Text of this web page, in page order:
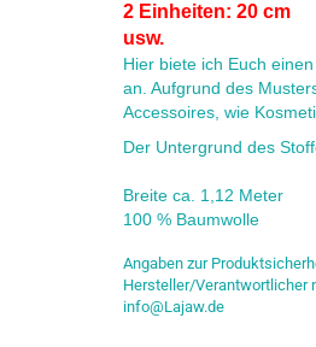
2 Einheiten: 20 cm
usw.
Hier biete ich Euch
an. Aufgrund des
Accessoires, wie
Der Untergrund des
Breite ca. 1,12 Meter
100 % Baumwolle
Angaben zur
Hersteller/Verantwortlicher
info@Lajaw.de